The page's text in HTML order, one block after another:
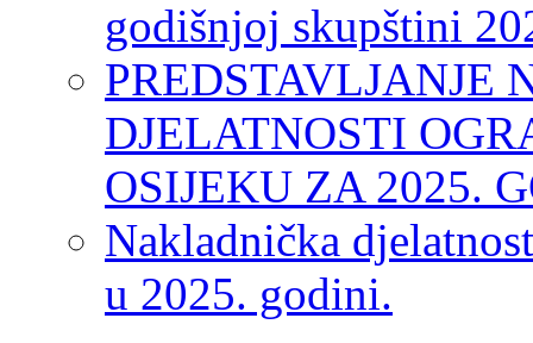
godišnjoj skupštini
PREDSTAVLJANJE
DJELATNOSTI
OSIJEKU ZA 2025.
Nakladnička
u 2025. godini.